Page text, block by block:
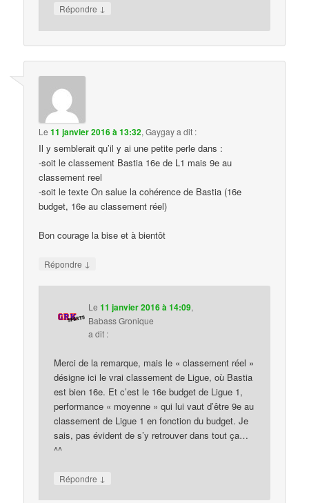
Répondre ↓
Le11 janvier 2016 à 13:32,Gaygaya dit :
Il y semblerait qu’il y ai une petite perle dans :
-soit le classement Bastia 16e de L1 mais 9e au
classement reel
-soit le texte On salue la cohérence de Bastia (16e
budget, 16e au classement réel)
Bon courage la bise et à bientôt
Répondre ↓
Le11 janvier 2016 à 14:09,
Babass Gronique
a dit :
Merci de la remarque, mais le « classement réel »
désigne ici le vrai classement de Ligue, où Bastia
est bien 16e. Et c’est le 16e budget de Ligue 1,
performance « moyenne » qui lui vaut d’être 9e au
classement de Ligue 1 en fonction du budget. Je
sais, pas évident de s’y retrouver dans tout ça…
^^
Répondre ↓